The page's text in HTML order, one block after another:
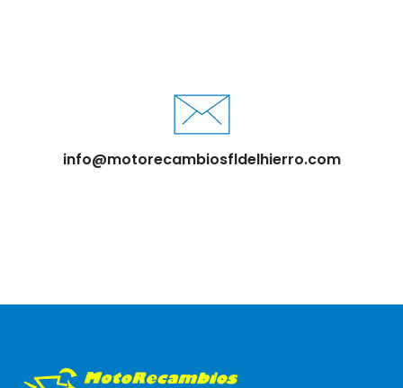
info@motorecambiosfldelhierro.com